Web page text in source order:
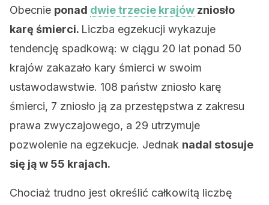
Obecnie ponad dwie trzecie krajów zniosło
karę śmierci. Liczba egzekucji wykazuje
tendencję spadkową: w ciągu 20 lat ponad 50
krajów zakazało kary śmierci w swoim
ustawodawstwie. 108 państw zniosło karę
śmierci, 7 zniosło ją za przestępstwa z zakresu
prawa zwyczajowego, a 29 utrzymuje
pozwolenie na egzekucje. Jednak nadal stosuje
się ją w 55 krajach.
Chociaż trudno jest określić całkowitą liczbę